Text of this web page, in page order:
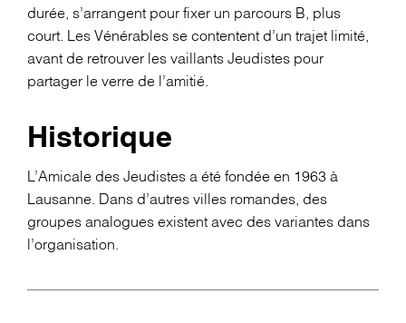
durée, s’arrangent pour fixer un parcours B, plus
court. Les Vénérables se contentent d’un trajet limité,
avant de retrouver les vaillants Jeudistes pour
partager le verre de l’amitié.
Historique
L’Amicale des Jeudistes a été fondée en 1963 à
Lausanne. Dans d’autres villes romandes, des
groupes analogues existent avec des variantes dans
l’organisation.